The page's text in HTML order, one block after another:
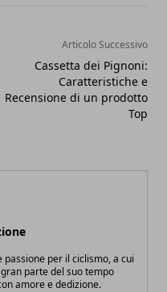
Articolo Successivo
Cassetta dei Pignoni:
Caratteristiche e
Recensione di un prodotto
Top
passione per il ciclismo, a cui
parte del suo tempo
amore e dedizione.